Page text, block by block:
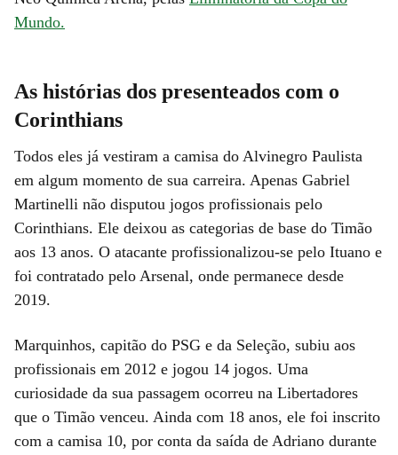
Mundo.
As histórias dos presenteados com o
Corinthians
Todos eles já vestiram a camisa do Alvinegro Paulista
em algum momento de sua carreira. Apenas Gabriel
Martinelli não disputou jogos profissionais pelo
Corinthians. Ele deixou as categorias de base do Timão
aos 13 anos. O atacante profissionalizou-se pelo Ituano e
foi contratado pelo Arsenal, onde permanece desde
2019.
Marquinhos, capitão do PSG e da Seleção, subiu aos
profissionais em 2012 e jogou 14 jogos. Uma
curiosidade da sua passagem ocorreu na Libertadores
que o Timão venceu. Ainda com 18 anos, ele foi inscrito
com a camisa 10, por conta da saída de Adriano durante